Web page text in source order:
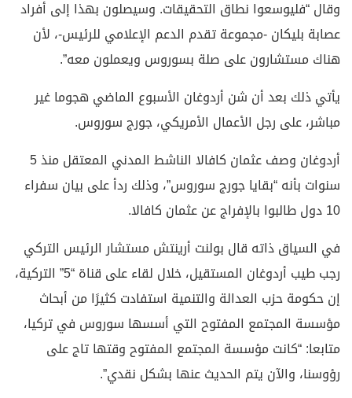
وقال “فليوسعوا نطاق التحقيقات. وسيصلون بهذا إلى أفراد
عصابة بليكان -مجموعة تقدم الدعم الإعلامي للرئيس-، لأن
هناك مستشارون على صلة بسوروس ويعملون معه”.
يأتي ذلك بعد أن شن أردوغان الأسبوع الماضي هجوما غير
مباشر، على رجل الأعمال الأمريكي، جورج سوروس.
أردوغان وصف عثمان كافالا الناشط المدني المعتقل منذ 5
سنوات بأنه “بقايا جورج سوروس”، وذلك ردأ على بيان سفراء
10 دول طالبوا بالإفراج عن عثمان كافالا.
في السياق ذاته قال بولنت أرينتش مستشار الرئيس التركي
رجب طيب أردوغان المستقيل، خلال لقاء على قناة “5” التركية،
إن حكومة حزب العدالة والتنمية استفادت كثيرًا من أبحاث
مؤسسة المجتمع المفتوح التي أسسها سوروس في تركيا،
متابعا: “كانت مؤسسة المجتمع المفتوح وقتها تاج على
رؤوسنا، والآن يتم الحديث عنها بشكل نقدي”.